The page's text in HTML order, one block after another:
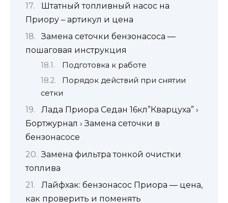
Штатный топливный насос на
Приору – артикул и цена
Замена сеточки бензонасоса —
пошаговая инструкция
Подготовка к работе
Порядок действий при снятии
сетки
Лада Приора Седан 16кл”Кварцуха” ›
Бортжурнал › Замена сеточки в
бензонасосе
Замена фильтра тонкой очистки
топлива
Лайфхак: бензонасос Приора — цена,
как проверить и поменять